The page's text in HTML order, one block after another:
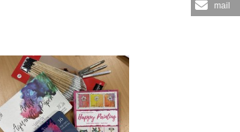
Show larger version
mail